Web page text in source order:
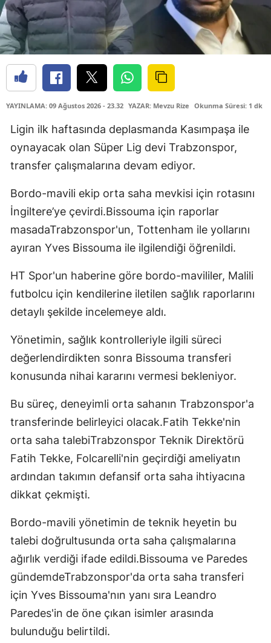
YAYINLAMA: 09 Ağustos 2026 - 23.32 YAZAR: Mevzu Rize Okunma Süresi: 1 dk
Ligin ilk haftasında deplasmanda Kasımpaşa ile
oynayacak olan Süper Lig devi Trabzonspor,
transfer çalışmalarına devam ediyor.
Bordo-mavili ekip orta saha mevkisi için rotasını
İngiltere’ye çevirdi.Bissouma için raporlar
masadaTrabzonspor'un, Tottenham ile yollarını
ayıran Yves Bissouma ile ilgilendiği öğrenildi.
HT Spor'un haberine göre bordo-mavililer, Malili
futbolcu için kendilerine iletilen sağlık raporlarını
detaylı şekilde incelemeye aldı.
Yönetimin, sağlık kontrolleriyle ilgili süreci
değerlendirdikten sonra Bissouma transferi
konusunda nihai kararını vermesi bekleniyor.
Bu süreç, deneyimli orta sahanın Trabzonspor'a
transferinde belirleyici olacak.Fatih Tekke'nin
orta saha talebiTrabzonspor Teknik Direktörü
Fatih Tekke, Folcarelli'nin geçirdiği ameliyatın
ardından takımın defansif orta saha ihtiyacına
dikkat çekmişti.
Bordo-mavili yönetimin de teknik heyetin bu
talebi doğrultusunda orta saha çalışmalarına
ağırlık verdiği ifade edildi.Bissouma ve Paredes
gündemdeTrabzonspor'da orta saha transferi
için Yves Bissouma'nın yanı sıra Leandro
Paredes'in de öne çıkan isimler arasında
bulunduğu belirtildi.